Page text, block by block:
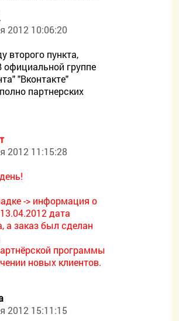
2012 10:06:20
второго пункта,
официальной группе
"Вконтакте"
партнерских
2012 11:15:28
-> информация о
дата
а заказ был сделан
программы
новых клиентов.
2012 15:11:15